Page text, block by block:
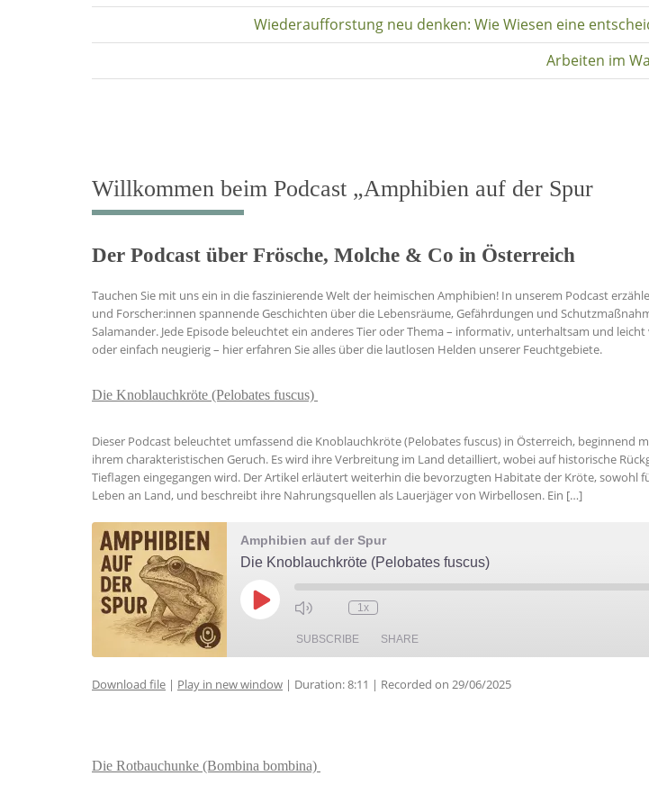
Wiederaufforstung neu denken: Wie Wiesen eine
Arbeiten im
Willkommen beim Podcast „Amphibien auf der Spur
Der Podcast über Frösche, Molche & Co in Österreich
Tauchen Sie mit uns ein in die faszinierende Welt der heimischen Amphibien! In unserem Podcast
und Forscher:innen spannende Geschichten über die Lebensräume, Gefährdungen und
Salamander. Jede Episode beleuchtet ein anderes Tier oder Thema – informativ, unterhaltsam und
oder einfach neugierig – hier erfahren Sie alles über die lautlosen Helden unserer Feuchtgebiete.
Die Knoblauchkröte (Pelobates fuscus)
Dieser Podcast beleuchtet umfassend die Knoblauchkröte (Pelobates fuscus) in Österreich, beginnend
ihrem charakteristischen Geruch. Es wird ihre Verbreitung im Land detailliert, wobei auf historische
Tieflagen eingegangen wird. Der Artikel erläutert weiterhin die bevorzugten Habitate der Kröte, sowohl
Leben an Land, und beschreibt ihre Nahrungsquellen als Lauerjäger von Wirbellosen. Ein […]
Amphibien auf der Spur
Die Knoblauchkröte (Pelobates fuscus)
Play
Episode
1x
SUBSCRIBE SHARE
SHARE
EMBED
Download file | Play in new window | Duration: 8:11 | Recorded on 29/06/2025
Die Rotbauchunke (Bombina bombina)